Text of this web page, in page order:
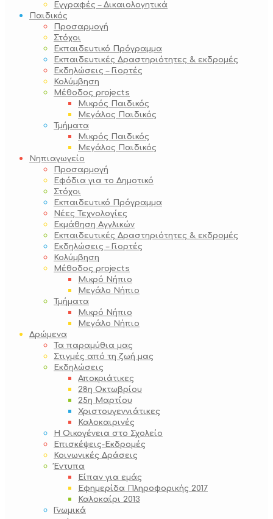
Εγγραφές – Δικαιολογητικά
Παιδικός
Προσαρμογή
Στόχοι
Εκπαιδευτικό Πρόγραμμα
Εκπαιδευτικές Δραστηριότητες & εκδρομές
Εκδηλώσεις – Γιορτές
Κολύμβηση
Μέθοδος projects
Μικρός Παιδικός
Μεγάλος Παιδικός
Τμήματα
Μικρός Παιδικός
Μεγάλος Παιδικός
Νηπιαγωγείο
Προσαρμογή
Εφόδια για το Δημοτικό
Στόχοι
Εκπαιδευτικό Πρόγραμμα
Νέες Τεχνολογίες
Εκμάθηση Αγγλικών
Εκπαιδευτικές Δραστηριότητες & εκδρομές
Εκδηλώσεις – Γιορτές
Κολύμβηση
Μέθοδος projects
Μικρό Νήπιο
Μεγάλο Νήπιο
Τμήματα
Μικρό Νήπιο
Μεγάλο Νήπιο
Δρώμενα
Τα παραμύθια μας
Στιγμές από τη ζωή μας
Εκδηλώσεις
Αποκριάτικες
28η Οκτωβρίου
25η Μαρτίου
Χριστουγεννιάτικες
Καλοκαιρινές
Η Οικογένεια στο Σχολείο
Επισκέψεις-Εκδρομές
Κοινωνικές Δράσεις
Έντυπα
Είπαν για εμάς
Εφημερίδα Πληροφορικής 2017
Καλοκαίρι 2013
Γνωμικά